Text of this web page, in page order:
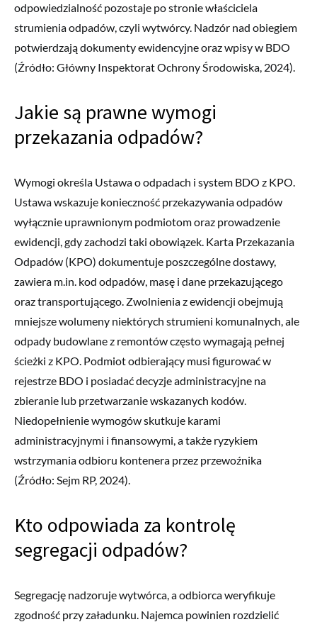
odpowiedzialność pozostaje po stronie właściciela
strumienia odpadów, czyli wytwórcy. Nadzór nad obiegiem
potwierdzają dokumenty ewidencyjne oraz wpisy w BDO
(Źródło: Główny Inspektorat Ochrony Środowiska, 2024).
Jakie są prawne wymogi
przekazania odpadów?
Wymogi określa Ustawa o odpadach i system BDO z KPO.
Ustawa wskazuje konieczność przekazywania odpadów
wyłącznie uprawnionym podmiotom oraz prowadzenie
ewidencji, gdy zachodzi taki obowiązek. Karta Przekazania
Odpadów (KPO) dokumentuje poszczególne dostawy,
zawiera m.in. kod odpadów, masę i dane przekazującego
oraz transportującego. Zwolnienia z ewidencji obejmują
mniejsze wolumeny niektórych strumieni komunalnych, ale
odpady budowlane z remontów często wymagają pełnej
ścieżki z KPO. Podmiot odbierający musi figurować w
rejestrze BDO i posiadać decyzje administracyjne na
zbieranie lub przetwarzanie wskazanych kodów.
Niedopełnienie wymogów skutkuje karami
administracyjnymi i finansowymi, a także ryzykiem
wstrzymania odbioru kontenera przez przewoźnika
(Źródło: Sejm RP, 2024).
Kto odpowiada za kontrolę
segregacji odpadów?
Segregację nadzoruje wytwórca, a odbiorca weryfikuje
zgodność przy załadunku. Najemca powinien rozdzielić